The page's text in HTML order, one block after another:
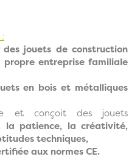
jouets de construction
propre entreprise familiale
en bois et métalliques
et conçoit des jouets
la patience, la créativité,
techniques,
aux normes CE.